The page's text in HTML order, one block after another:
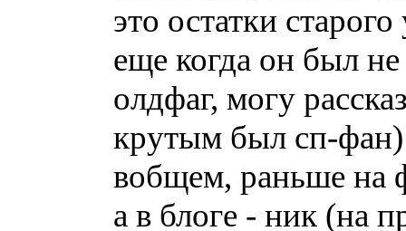
это остатки
еще когда он был
олдфаг, могу
крутым был сп-фан)
вобщем, раньше на
а в блоге - ник (на